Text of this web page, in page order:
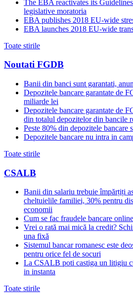
The EBA reactivates its
legislative moratoria
EBA publishes 2018 EU-wide
EBA launches 2018 EU-wide
Toate stirile
Noutati FGDB
Banii din banci sunt garantati,
Depozitele bancare garantate de
miliarde lei
Depozitele bancare garantate de
din totalul depozitelor din bancile
Peste 80% din depozitele bancare
Depozitele bancare nu intra in
Toate stirile
CSALB
Banii din salariu trebuie împărțiți
cheltuielile familiei, 30% pentru
economii
Cum se fac fraudele bancare
Vrei o rată mai mică la credit?
una fixă
Sistemul bancar romanesc este
pentru orice fel de socuri
La CSALB poti castiga un litigiu
in instanta
Toate stirile